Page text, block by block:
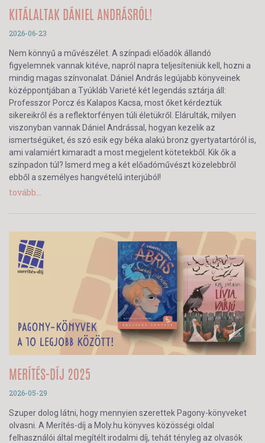
KITÁLALTAK DÁNIEL ANDRÁSRÓL!
2026-06-23
Nem könnyű a művészélet. A színpadi előadók állandó
figyelemnek vannak kitéve, napról napra teljesíteniük kell, hozni a
mindig magas színvonalat. Dániel András legújabb könyveinek
középpontjában a Tyúkláb Varieté két legendás sztárja áll:
Professzor Porcz és Kalapos Kacsa, most őket kérdeztük
sikereikről és a reflektorfényen túli életükről. Elárulták, milyen
viszonyban vannak Dániel Andrással, hogyan kezelik az
ismertségüket, és szó esik egy béka alakú bronz gyertyatartóról is,
ami valamiért kimaradt a most megjelent kötetekből. Kik ők a
színpadon túl? Ismerd meg a két előadóművészt közelebbről
ebből a személyes hangvételű interjúból!
tovább...
MERÍTÉS-DÍJ 2025
2026-05-29
Szuper dolog látni, hogy mennyien szerettek Pagony-könyveket
olvasni. A Merítés-díj a Moly.hu könyves közösségi oldal
felhasználói által megítélt irodalmi díj, tehát tényleg az olvasók